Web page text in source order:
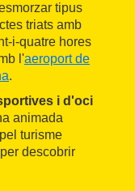
tipus
triats amb
i-quatre hores
l'aeroport de
.
i d'oci
animada
turisme
per descobrir